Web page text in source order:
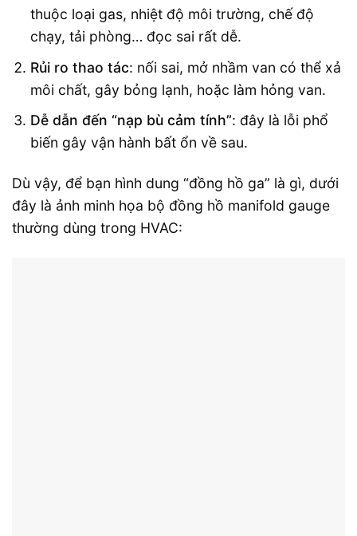
thuộc loại gas, nhiệt độ môi trường, chế độ
chạy, tải phòng… đọc sai rất dễ.
Rủi ro thao tác: nối sai, mở nhầm van có thể xả
môi chất, gây bỏng lạnh, hoặc làm hỏng van.
Dễ dẫn đến “nạp bù cảm tính”: đây là lỗi phổ
biến gây vận hành bất ổn về sau.
Dù vậy, để bạn hình dung “đồng hồ ga” là gì, dưới
đây là ảnh minh họa bộ đồng hồ manifold gauge
thường dùng trong HVAC: